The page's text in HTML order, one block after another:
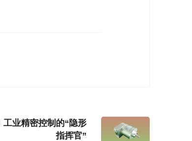
工业精密控制的“隐形
指挥官”